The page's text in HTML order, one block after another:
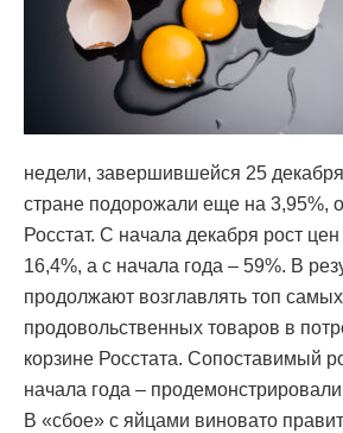
недели, завершившейся 25
стране подорожали еще на 3,95%,
Росстат. С начала декабря рост
16,4%, а с начала года – 59%. В
продолжают возглавлять топ
продовольственных товаров в
корзине Росстата. Сопоставимый
начала года –
В «сбое» с яйцами виновато